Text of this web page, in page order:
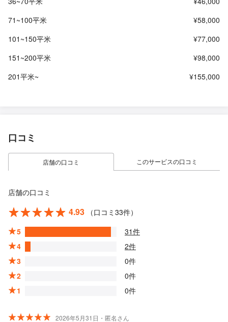
71~100平米
¥58,000
101~150平米
¥77,000
151~200平米
¥98,000
201平米~
¥155,000
口コミ
店舗の口コミ このサービスの口コミ
店舗の口コミ
4.93
（口コミ33件）
5
31件
4
2件
3
0件
2
0件
1
0件
2026年5月31日・匿名さん